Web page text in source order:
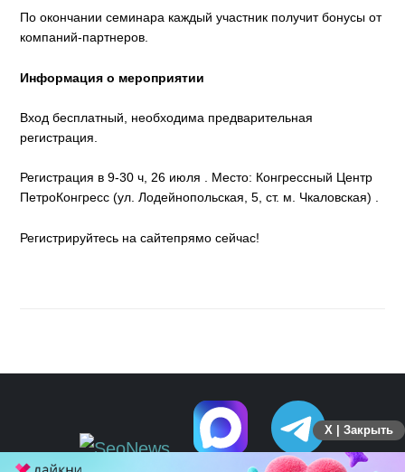
По окончании семинара каждый участник получит бонусы от
компаний-партнеров.
Информация о мероприятии
Вход бесплатный, необходима предварительная
регистрация.
Регистрация в 9-30 ч, 26 июля . Место: Конгрессный Центр
ПетроКонгресс (ул. Лодейнопольская, 5, ст. м. Чкаловская) .
Регистрируйтесь на сайтепрямо сейчас!
X | Закрыть